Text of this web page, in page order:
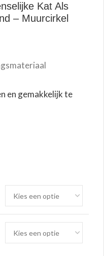
Kat Als
– Muurcirkel
en gemakkelijk te